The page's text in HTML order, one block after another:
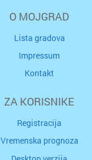
O MOJGRAD
Lista gradova
Impressum
Kontakt
ZA KORISNIKE
Registracija
Vremenska prognoza